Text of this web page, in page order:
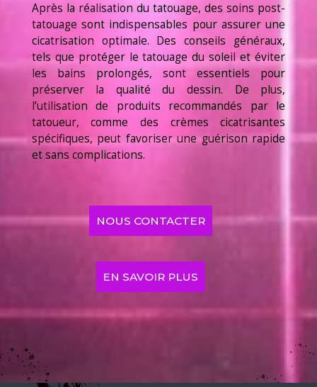
Après la réalisation du tatouage, des soins post-
tatouage sont indispensables pour assurer une
cicatrisation optimale. Des conseils généraux,
tels que protéger le tatouage du soleil et éviter
les bains prolongés, sont essentiels pour
préserver la qualité du dessin. De plus,
l’utilisation de produits recommandés par le
tatoueur, comme des crèmes cicatrisantes
spécifiques, peut favoriser une guérison rapide
et sans complications.
NOUS CONTACTER
EN SAVOIR PLUS